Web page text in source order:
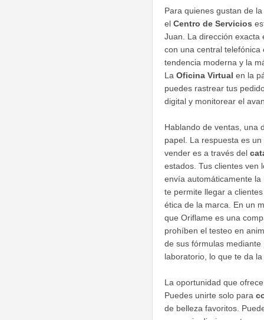
Para quienes gustan de
el Centro de Servicios
Juan. La dirección exacta
con una central
tendencia moderna y la
La Oficina Virtual en la
puedes rastrear tus
digital y monitorear el
Hablando de ventas, una
papel. La respuesta es
vender es a través del
estados. Tus clientes ven
envía automáticamente
te permite llegar a
ética de la marca. En un
que Oriflame es una
prohíben el testeo en
de sus fórmulas
laboratorio, lo que te da
La oportunidad que
Puedes unirte solo para
de belleza favoritos.